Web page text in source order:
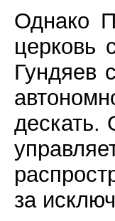
Однако
церковь
Гундяев
дескать.
за